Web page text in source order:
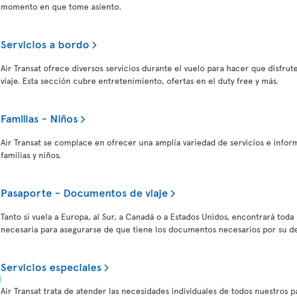
momento en que tome asiento.
Servicios a bordo
Air Transat ofrece diversos servicios durante el vuelo para hacer que
viaje. Esta sección cubre entretenimiento, ofertas en el duty free y más.
Familias - Niños
Air Transat se complace en ofrecer una amplia variedad de servicios e
familias y niños.
Pasaporte - Documentos de viaje
Tanto si vuela a Europa, al Sur, a Canadá o a Estados Unidos, encontrará
necesaria para asegurarse de que tiene los documentos necesarios por su
Servicios especiales
Air Transat trata de atender las necesidades individuales de todos nuestros